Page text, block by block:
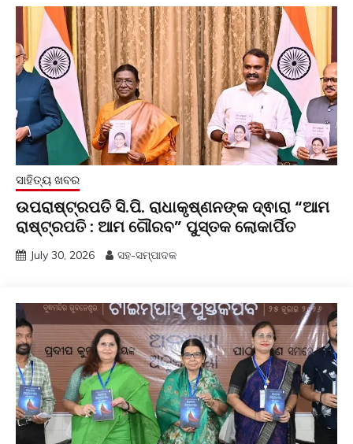
ସାହିତ୍ୟ ଖବର
ଉପରାଷ୍ଟ୍ରପତି ସି.ପି. ରାଧାକୃଷ୍ଣନଙ୍କ ଦ୍ଵାରା “ଆମ
ରାଷ୍ଟ୍ରପତି : ଆମ ଗୌରବ” ପୁସ୍ତକ ଲୋକାର୍ପିତ
July 30, 2026 ସହ-ସମ୍ପାଦକ